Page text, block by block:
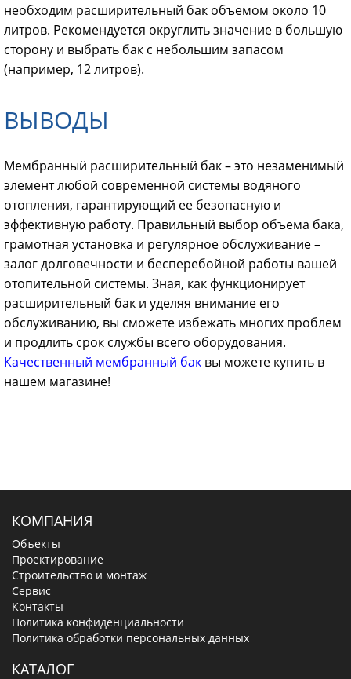
необходим расширительный бак объемом около 10
литров. Рекомендуется округлить значение в большую
сторону и выбрать бак с небольшим запасом
(например, 12 литров).
ВЫВОДЫ
Мембранный расширительный бак – это незаменимый
элемент любой современной системы водяного
отопления, гарантирующий ее безопасную и
эффективную работу. Правильный выбор объема бака,
грамотная установка и регулярное обслуживание –
залог долговечности и бесперебойной работы вашей
отопительной системы. Зная, как функционирует
расширительный бак и уделяя внимание его
обслуживанию, вы сможете избежать многих проблем
и продлить срок службы всего оборудования.
Качественный мембранный бак вы можете купить в
нашем магазине!
КОМПАНИЯ
Объекты
Проектирование
Строительство и монтаж
Сервис
Контакты
Политика конфиденциальности
Политика обработки персональных данных
КАТАЛОГ